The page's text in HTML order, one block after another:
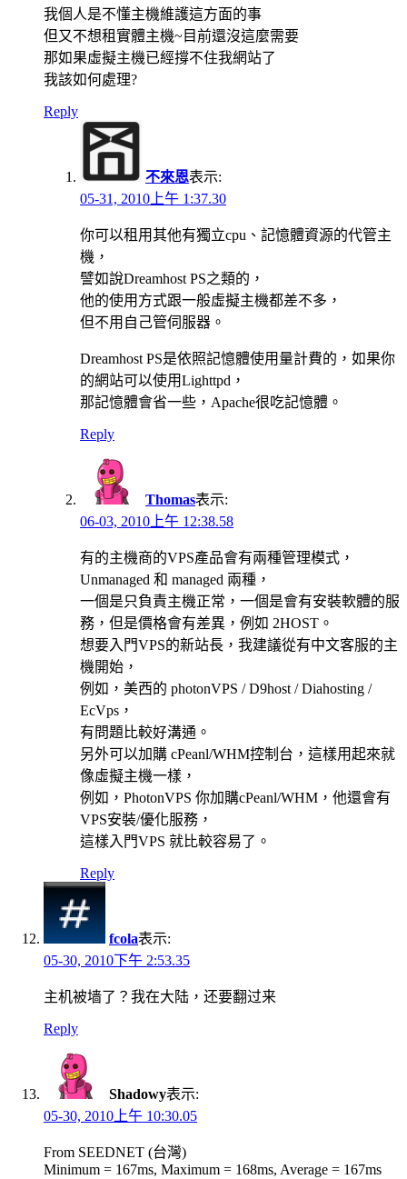
我個人是不懂主機維護這方面的事
但又不想租實體主機~目前還沒這麼需要
那如果虛擬主機已經撐不住我網站了
我該如何處理?
Reply
不來恩表示:
05-31, 2010上午 1:37.30
你可以租用其他有獨立cpu、記憶體資源的代管主
機，
譬如說Dreamhost PS之類的，
他的使用方式跟一般虛擬主機都差不多，
但不用自己管伺服器。
Dreamhost PS是依照記憶體使用量計費的，如果你
的網站可以使用Lighttpd，
那記憶體會省一些，Apache很吃記憶體。
Reply
Thomas表示:
06-03, 2010上午 12:38.58
有的主機商的VPS產品會有兩種管理模式，
Unmanaged 和 managed 兩種，
一個是只負責主機正常，一個是會有安裝軟體的服
務，但是價格會有差異，例如 2HOST。
想要入門VPS的新站長，我建議從有中文客服的主
機開始，
例如，美西的 photonVPS / D9host / Diahosting /
EcVps，
有問題比較好溝通。
另外可以加購 cPeanl/WHM控制台，這樣用起來就
像虛擬主機一樣，
例如，PhotonVPS 你加購cPeanl/WHM，他還會有
VPS安裝/優化服務，
這樣入門VPS 就比較容易了。
Reply
fcola表示:
05-30, 2010下午 2:53.35
主机被墙了？我在大陆，还要翻过来
Reply
Shadowy表示:
05-30, 2010上午 10:30.05
From SEEDNET (台灣)
Minimum = 167ms, Maximum = 168ms, Average = 167ms